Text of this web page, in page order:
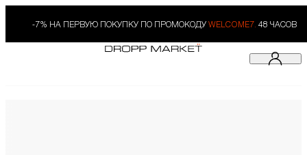
-7% НА ПЕРВУЮ ПОКУПКУ ПО ПРОМОКОДУ WELCOME7. 48 ЧАСОВ